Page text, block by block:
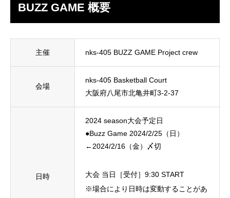
BUZZ GAME 概要
主催 nks-405 BUZZ GAME Project crew
会場
nks-405 Basketball Court
大阪府八尾市北亀井町3-2-37
日時
2024 season大会予定日 ​
●Buzz Game 2024/2/25（日）
←2024/2/16（金）〆切
大会 当日［受付］9:30 START
※場合により日時は変動することがあ